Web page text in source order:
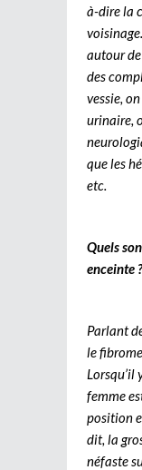
à-dire la
autour
des
vessie,
urinaire,
que les
etc.
Quels
enceinte ?
Parlant
le
Lorsqu’il
femme
position
dit, la
néfaste